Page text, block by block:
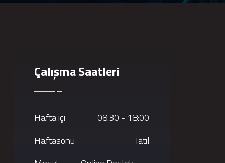
Çalışma Saatleri
Hafta içi
08.30 - 18:00
Haftasonu
Tatil